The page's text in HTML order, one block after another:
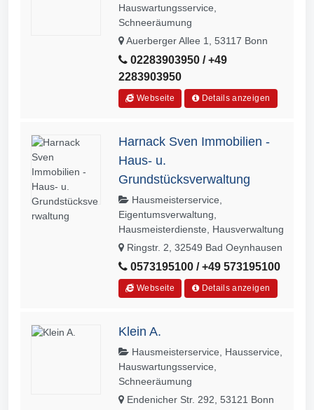
Hauswartungsservice,
Schneeräumung
Auerberger Allee 1, 53117 Bonn
02283903950 / +49
2283903950
Webseite Details anzeigen
Harnack Sven Immobilien -
Haus- u.
Grundstücksverwaltung
Hausmeisterservice,
Eigentumsverwaltung,
Hausmeisterdienste, Hausverwaltung
Ringstr. 2, 32549 Bad Oeynhausen
0573195100 / +49 573195100
Webseite Details anzeigen
Klein A.
Hausmeisterservice, Hausservice,
Hauswartungsservice,
Schneeräumung
Endenicher Str. 292, 53121 Bonn